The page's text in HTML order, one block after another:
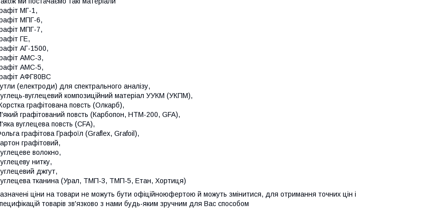
МГ-1,
МПГ-6,
МПГ-7,
ГЕ,
АГ-1500,
АМС-3,
АМС-5,
АФГ80ВС
(електроди) для спектрального аналізу,
вуглецевий композиційний матеріал УУКМ (УКПМ),
графітована повсть (Олкарб),
графітований повсть (Карбопон, НТМ-200, GFA),
вуглецева повсть (CFA),
графітова Графоїл (Graflex, Grafoil),
графітовий,
волокно,
нитку,
джгут,
тканина (Урал, ТМП-3, ТМП-5, Етан, Хортиця)
ціни на товари не можуть бути офіційноюфертою й можуть змінитися, для отримання точних цін і
товарів зв'язково з нами будь-яким зручним для Вас способом